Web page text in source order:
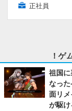
正社員
！ゲ
祖国
なっ
面リ
が駆